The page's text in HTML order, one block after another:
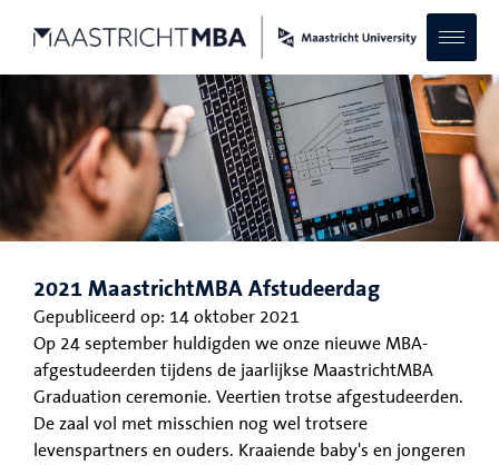
2021 MaastrichtMBA Afstudeerdag
Gepubliceerd op: 14 oktober 2021
Op 24 september huldigden we onze nieuwe MBA-
afgestudeerden tijdens de jaarlijkse MaastrichtMBA
Graduation ceremonie. Veertien trotse afgestudeerden.
De zaal vol met misschien nog wel trotsere
levenspartners en ouders. Kraaiende baby's en jongeren